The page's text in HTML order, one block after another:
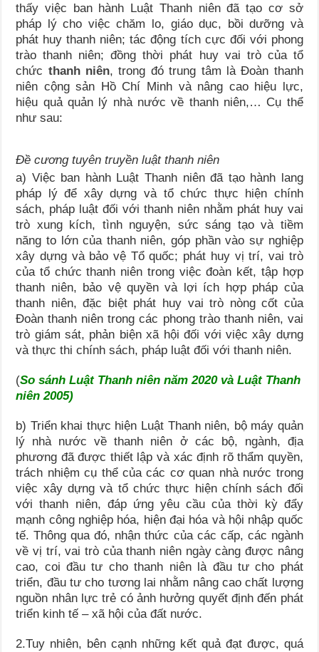
thấy việc ban hành Luật Thanh niên đã tạo cơ sở
pháp lý cho việc chăm lo, giáo dục, bồi dưỡng và
phát huy thanh niên; tác động tích cực đối với phong
trào thanh niên; đồng thời phát huy vai trò của tổ
chức thanh niên, trong đó trung tâm là Đoàn thanh
niên cộng sản Hồ Chí Minh và nâng cao hiệu lực,
hiệu quả quản lý nhà nước về thanh niên,… Cụ thể
như sau:
Đề cương tuyên truyền luật thanh niên
a) Việc ban hành Luật Thanh niên đã tạo hành lang
pháp lý để xây dựng và tổ chức thực hiện chính
sách, pháp luật đối với thanh niên nhằm phát huy vai
trò xung kích, tình nguyện, sức sáng tạo và tiềm
năng to lớn của thanh niên, góp phần vào sự nghiệp
xây dựng và bảo vệ Tổ quốc; phát huy vị trí, vai trò
của tổ chức thanh niên trong việc đoàn kết, tập hợp
thanh niên, bảo vệ quyền và lợi ích hợp pháp của
thanh niên, đặc biệt phát huy vai trò nòng cốt của
Đoàn thanh niên trong các phong trào thanh niên, vai
trò giám sát, phản biện xã hội đối với việc xây dựng
và thực thi chính sách, pháp luật đối với thanh niên.
(So sánh Luật Thanh niên năm 2020 và Luật Thanh
niên 2005)
b) Triển khai thực hiện Luật Thanh niên, bộ máy quản
lý nhà nước về thanh niên ở các bộ, ngành, địa
phương đã được thiết lập và xác định rõ thẩm quyền,
trách nhiệm cụ thể của các cơ quan nhà nước trong
việc xây dựng và tổ chức thực hiện chính sách đối
với thanh niên, đáp ứng yêu cầu của thời kỳ đẩy
mạnh công nghiệp hóa, hiện đại hóa và hội nhập quốc
tế. Thông qua đó, nhận thức của các cấp, các ngành
về vị trí, vai trò của thanh niên ngày càng được nâng
cao, coi đầu tư cho thanh niên là đầu tư cho phát
triển, đầu tư cho tương lai nhằm nâng cao chất lượng
nguồn nhân lực trẻ có ảnh hưởng quyết định đến phát
triển kinh tế – xã hội của đất nước.
2.Tuy nhiên, bên cạnh những kết quả đạt được, quá